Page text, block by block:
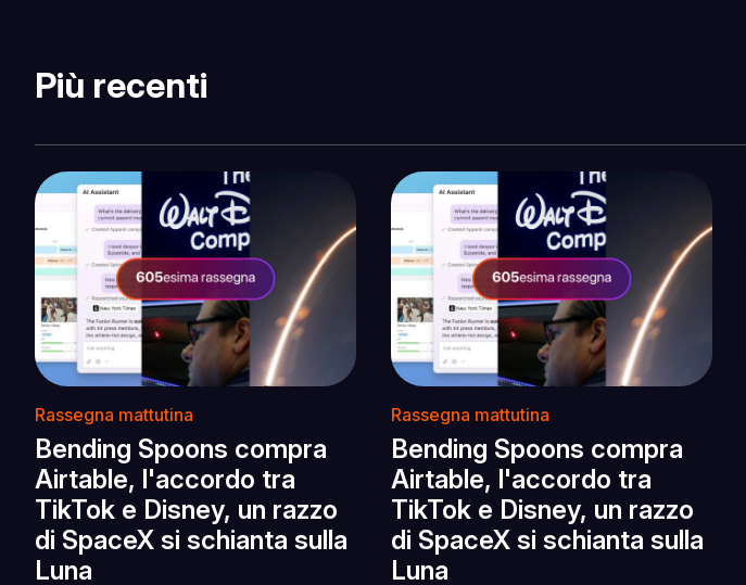
Più recenti
Rassegna mattutina
Bending Spoons compra
Airtable, l'accordo tra
TikTok e Disney, un razzo
di SpaceX si schianta sulla
Luna
Rassegna mattutina
Bending Spoons compra
Airtable, l'accordo tra
TikTok e Disney, un razzo
di SpaceX si schianta sulla
Luna